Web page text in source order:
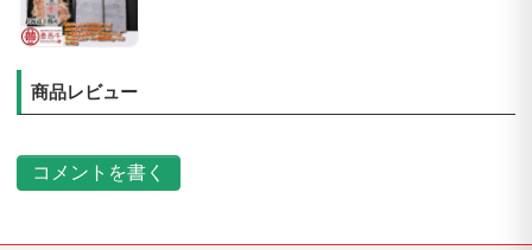
商品レビュー
コメントを書く